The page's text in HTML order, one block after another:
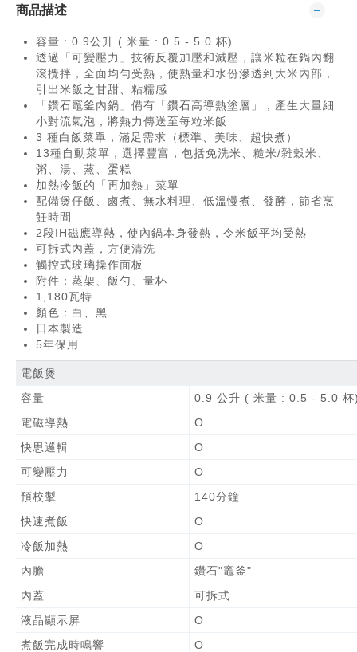
商品描述
容量 : 0.9公升 ( 米量 : 0.5 - 5.0 杯)
透過「可變壓力」技術反覆加壓和減壓，讓米粒在鍋內翻
滾攪拌，全面均勻受熱，使熱量和水份滲透到大米內部，
引出米飯之甘甜、粘糯感
「鑽石竈釜內鍋」備有「鑽石高導熱塗層」，產生大量細
小對流氣泡，將熱力傳送至每粒米飯
3 種白飯菜單，滿足需求（標準、美味、超快煮）
13種自動菜單，選擇豐富，包括免洗米、糙米/雜穀米、
粥、湯、蒸、蛋糕
加熱冷飯的「再加熱」菜單
配備煲仔飯、鹵煮、無水料理、低溫慢煮、發酵，節省烹
飪時間
2段IH磁應導熱，使內鍋本身發熱，令米飯平均受熱
可拆式內蓋，方便清洗
觸控式玻璃操作面板
附件：蒸架、飯勺、量杯
1,180瓦特
顏色：白、黑
日本製造
5年保用
電飯煲
容量
0.9 公升 ( 米量 : 0.5 - 5.0 杯
電磁導熱
O
快思邏輯
O
可變壓力
O
預校掣
140分鐘
快速煮飯
O
冷飯加熱
O
內膽
鑽石"竈釜"
內蓋
可拆式
液晶顯示屏
O
煮飯完成時鳴響
O